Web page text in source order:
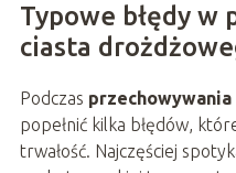
Typowe błędy w
ciasta
Podczas
popełnić kilka błędów,
trwałość. Najczęściej